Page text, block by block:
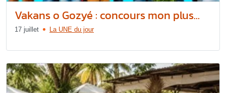
Vakans o Gozyé : concours mon plus...
17 juillet La UNE du jour